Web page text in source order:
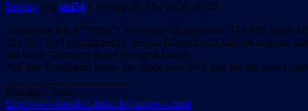
Beitrag von stei54 » Freitag 22. Mai 2020, 00:20
als nächste Band "Kraan"; ihr letztes Album heisst: The Trio Years
Jam No. 1to3 (soundcheck), das die Länge 24:24 min hat und nur
auf keine Tonträger in der besagten Länge.
Auf den Tonträgern heisst das Stück Jam No 2 und hat nur eine
Hendrix-Freaks
http://www.hendrix-links.de/jiminews.html